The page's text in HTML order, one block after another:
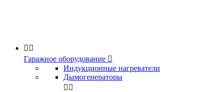
 
Гаражное оборудование 
Индукционные нагреватели
Дымогенераторы
 